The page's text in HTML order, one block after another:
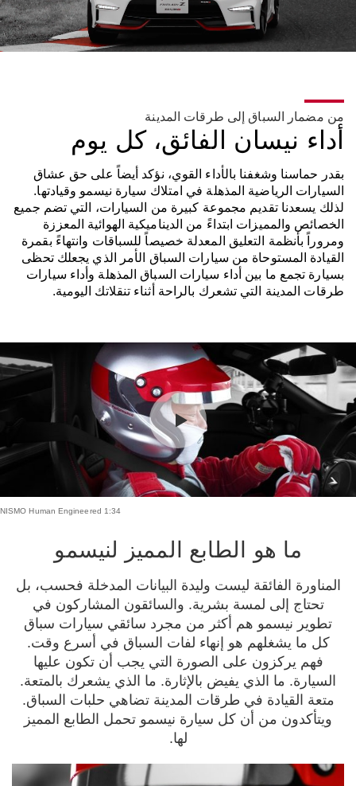
أداء نيسان الفائق، كل يوم
من مضمار السباق إلى طرقات المدينة
بقدر حماسنا وشغفنا بالأداء القوي، نؤكد أيضاً على حق عشاق
السيارات الرياضية المذهلة في امتلاك سيارة نيسمو وقيادتها.
لذلك يسعدنا تقديم مجموعة كبيرة من السيارات، التي تضم جميع
الخصائص والمميزات ابتداءً من الديناميكية الهوائية المعززة
ومروراً بأنظمة التعليق المعدلة خصيصاً للسباقات وانتهاءً بقمرة
القيادة المستوحاة من سيارات السباق الأمر الذي يجعلك تحظى
بسيارة تجمع ما بين أداء سيارات السباق المذهلة وأداء سيارات
طرقات المدينة التي تشعرك بالراحة أثناء تنقلاتك اليومية.
NISMO Human Engineered 1:34
ما هو الطابع المميز لنيسمو
المناورة الفائقة ليست وليدة البيانات المدخلة فحسب، بل
تحتاج إلى لمسة بشرية. والسائقون المشاركون في
تطوير نيسمو هم أكثر من مجرد سائقي سيارات سباق
كل ما يشغلهم هو إنهاء لفات السباق في أسرع وقت.
فهم يركزون على الصورة التي يجب أن تكون عليها
السيارة. ما الذي يفيض بالإثارة. ما الذي يشعرك بالمتعة.
متعة القيادة في طرقات المدينة تضاهي حلبات السباق.
ويتأكدون من أن كل سيارة نيسمو تحمل الطابع المميز
لها.